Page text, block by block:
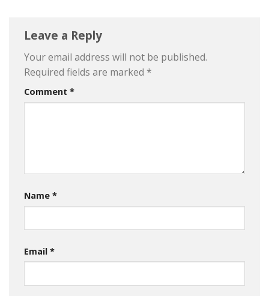
Leave a Reply
Your email address will not be published.
Required fields are marked *
Comment *
Name *
Email *